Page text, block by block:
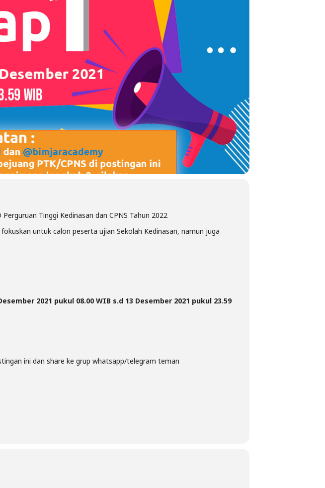
Tinggi Kedinasan dan CPNS Tahun 2022
untuk calon peserta ujian Sekolah Kedinasan, namun juga
2021 pukul 08.00 WIB s.d 13 Desember 2021 pukul 23.59
ini dan share ke grup whatsapp/telegram teman